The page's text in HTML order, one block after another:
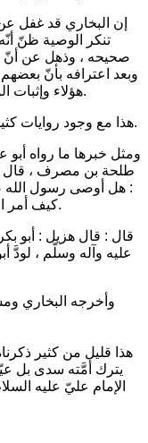
إن البخاري قد غفل
تنكر الوصية ظنّ
صحيحه ، وذهل عن أنّ
وبعد اعترافه بأنّ
هؤلاء وإثبات الوصيّة ، وطرح قول عائشة لعدم علمها بذلك.
هذا مع وجود روايات كثيرة مخالفة لخبرها ، ولسنا الآن بصدد سردها.
ومثل خبرها ما رواه أبو
طلحة بن مصرف ، قال :
: هل أوصى رسول الله
كيف أمر المسلمين بالوصيّة ؟ قال : أوصى بكتاب الله.
قال : قال هزيل : أبو
عليه وآله وسلّم ، لودَّ
وأخرجه البخاري
هذا قليل من كثير
يترك أمَّته سدى بل
الإمام عليّ عليه